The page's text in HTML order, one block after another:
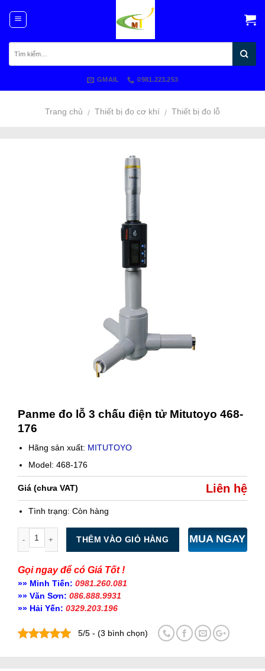
content
GMAIL 0981.223.253
Trang chủ / Thiết bị đo cơ khí / Thiết bị đo lỗ
Panme đo lỗ 3 chấu điện tử Mitutoyo 468-
176
Hãng sản xuất: MITUTOYO
Model: 468-176
Giá (chưa VAT) Liên hệ
Tình trạng: Còn hàng
THÊM VÀO GIỎ HÀNG MUA NGAY
Gọi ngay để có Giá Tốt !
»» Minh Tiến: 0981.260.081
»» Văn Sơn: 086.888.9931
»» Hải Yến: 0329.203.196
5/5 - (3 bình chọn)